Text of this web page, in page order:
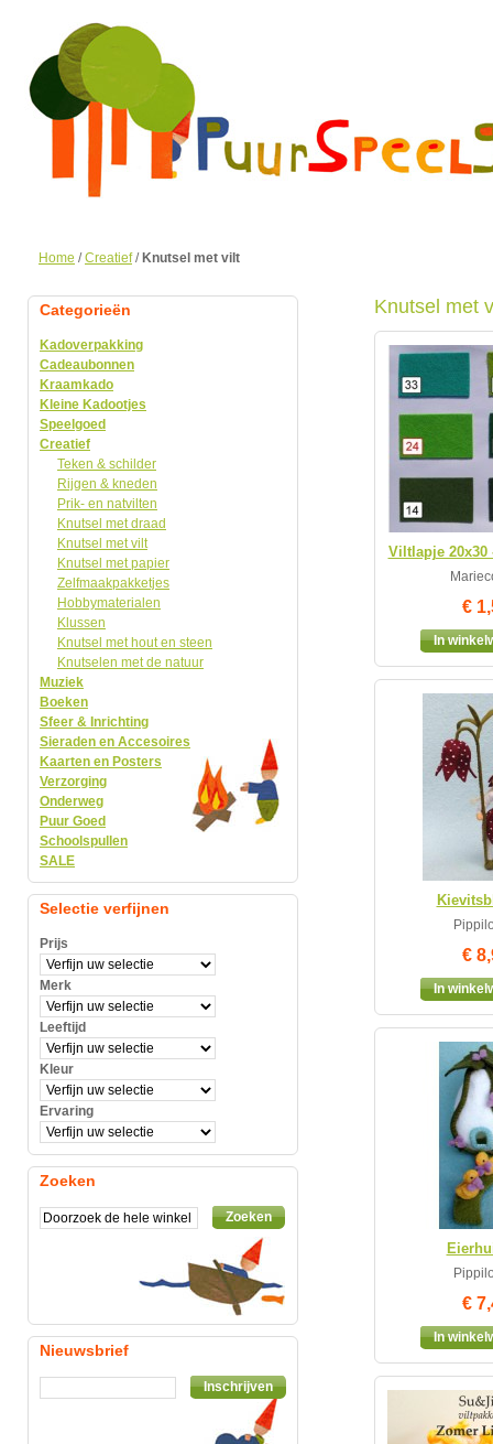
Home /Creatief / Knutsel met vilt
Knutsel met
Viltlapje 20x30
€
In
€
In
€
In
Categorieën
Kadoverpakking
Cadeaubonnen
Kraamkado
Kleine Kadootjes
Speelgoed
Creatief
Teken & schilder
Rijgen & kneden
Prik- en natvilten
Knutsel met draad
Knutsel met vilt
Knutsel met papier
Zelfmaakpakketjes
Hobbymaterialen
Klussen
Knutsel met hout en steen
Knutselen met de natuur
Muziek
Boeken
Sfeer & Inrichting
Sieraden en Accesoires
Kaarten en Posters
Verzorging
Onderweg
Puur Goed
Schoolspullen
SALE
Selectie verfijnen
Prijs
Merk
Leeftijd
Kleur
Ervaring
Zoeken
Zoeken
Nieuwsbrief
Inschrijven